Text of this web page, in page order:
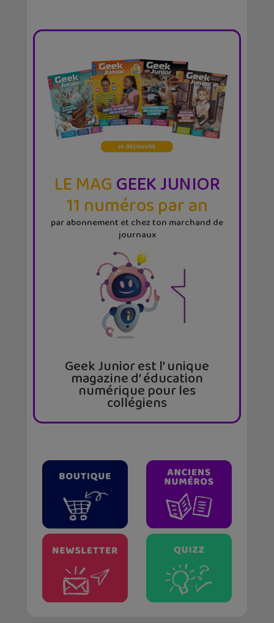
LE MAGGEEK JUNIOR
11 numéros par an
par abonnement et chez ton marchand de
journaux
Geek Junior est l’ unique
magazine d’ éducation
numérique pour les
collégiens